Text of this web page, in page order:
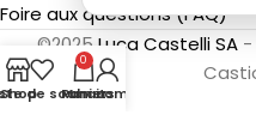
Foire aux questions (FAQ)
©2025 Luca Castelli SA-
Shopde souhaits
0
Panier
Mon compte